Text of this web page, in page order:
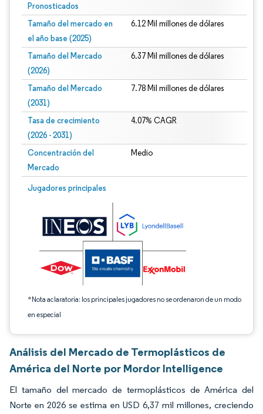
Pronosticados
Tamaño del mercado en
el año base (2025)
6.12 Mil millones de dólares
Tamaño del Mercado
(2026)
6.37 Mil millones de dólares
Tamaño del Mercado
(2031)
7.78 Mil millones de dólares
Tasa de crecimiento
(2026 - 2031)
4.07% CAGR
Concentración del
Mercado
Medio
Jugadores principales
*Nota aclaratoria: los principales jugadores no se ordenaron de un modo
en especial
Imagen © Mordor Intelligence. El uso requiere atribución según CC BY 4.0.
Análisis del Mercado de Termoplásticos de
América del Norte por Mordor Intelligence
El tamaño del mercado de termoplásticos de América del
Norte en 2026 se estima en USD 6,37 mil millones, creciendo